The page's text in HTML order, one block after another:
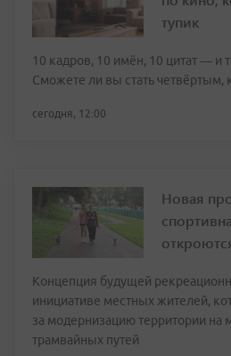
тупик
10 кадров, 10 имён, 10 цитат — и
Сможете ли вы стать четвёртым,
сегодня, 12:00
Новая
Концепция будущей
инициативе местных жителей,
за модернизацию территории на
трамвайных путей